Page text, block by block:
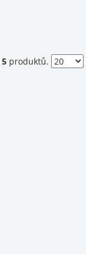
5produktů.